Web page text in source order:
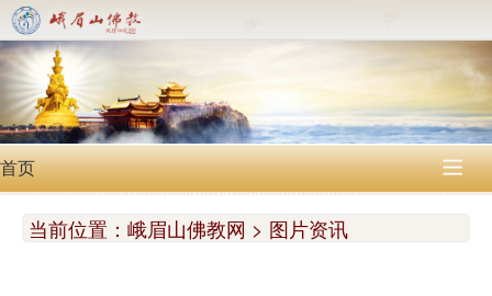
首页 
当前位置： 峨眉山佛教网 > 图片资讯